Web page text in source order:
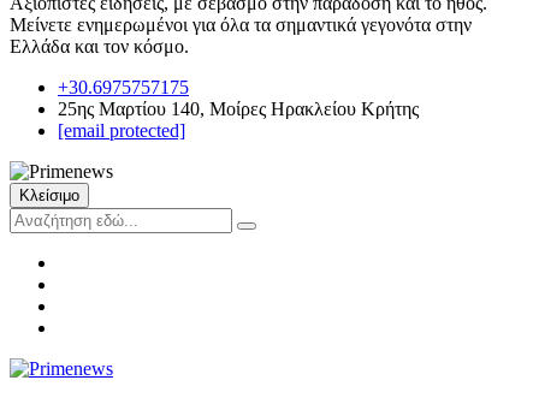
Μείνετε ενημερωμένοι για όλα τα σημαντικά γεγονότα στην
Ελλάδα και τον κόσμο.
+30.6975757175
25ης Μαρτίου 140, Μοίρες Ηρακλείου Κρήτης
[email protected]
Κλείσιμο